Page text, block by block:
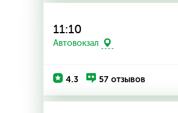
11:10
Автовокзал
4.3 57 отзывов